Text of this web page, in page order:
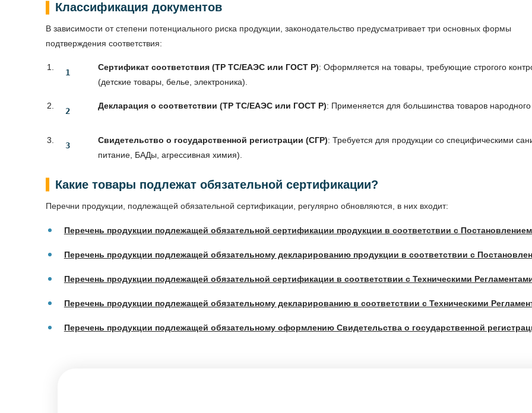
Классификация документов
В зависимости от степени потенциального риска продукции, законодательство предусматривает три основных формы
подтверждения соответствия:
Сертификат соответствия (ТР ТС/ЕАЭС или ГОСТ Р): Оформляется на товары, требующие строгого
(детские товары, белье, электроника).
Декларация о соответствии (ТР ТС/ЕАЭС или ГОСТ Р): Применяется для большинства товаров
Свидетельство о государственной регистрации (СГР): Требуется для продукции со специфическими
питание, БАДы, агрессивная химия).
Какие товары подлежат обязательной сертификации?
Перечни продукции, подлежащей обязательной сертификации, регулярно обновляются, в них входит:
Перечень продукции подлежащей обязательной сертификации продукции в соответствии с
Перечень продукции подлежащей обязательному декларированию продукции в соответствии с
Перечень продукции подлежащей обязательной сертификации в соответствии с Техническими
Перечень продукции подлежащей обязательному декларированию в соответствии с Техническими
Перечень продукции подлежащей обязательному оформлению Свидетельства о государственной